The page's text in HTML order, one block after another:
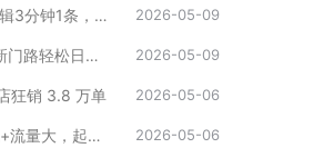
最新AI一键生成影视解说视频，无需剪辑3分钟1条，条条爆款，多平台变现日入2000+ 2026-05-09
2026最新多多虚拟0.01玩法虚拟也有新门路轻松日入2500! 2026-05-09
狂销 3.8 万单 2026-05-06
公众号流量主之拍照技巧赛道，难度低+流量大，起号第一篇就爆了10w阅读！ 2026-05-06